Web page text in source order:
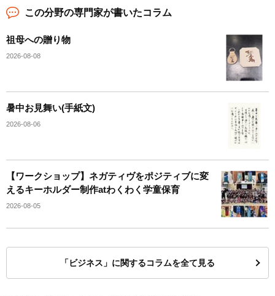
この分野の専門家が書いたコラム
祖母への贈り物
2026-08-08
暑中お見舞い(手紙文)
2026-08-06
【ワークショップ】ネガティヴをポジティブに変
えるキーホルダー制作atわくわく学童保育
2026-08-05
「ビジネス」に関するコラムを全て見る